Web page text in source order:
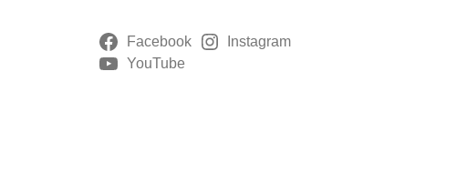
Facebook
Instagram
YouTube